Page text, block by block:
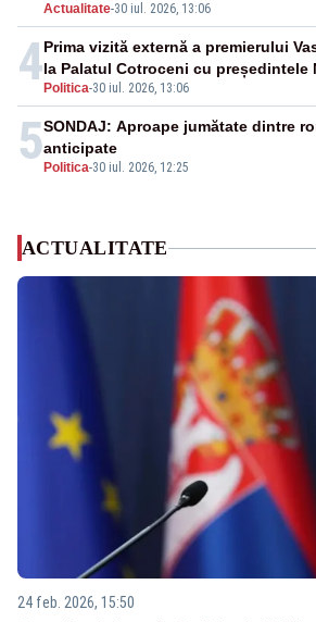
Actualitate-30 iul. 2026, 13:06
4 Politica-30 iul. 2026, 13:06
Prima vizită externă a premierului
la Palatul Cotroceni cu președintele
5 Politica-30 iul. 2026, 12:25
SONDAJ: Aproape jumătate dintre
anticipate
ACTUALITATE
24 feb. 2026, 15:50